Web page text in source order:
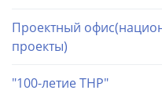
Проектный
проекты)
"100-летие ТНР"